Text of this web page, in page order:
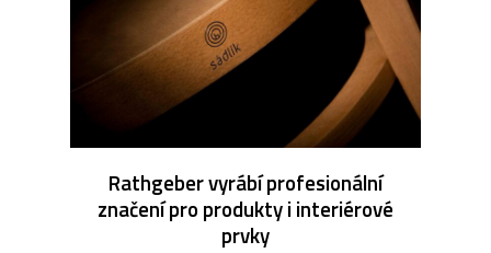
Rathgeber vyrábí profesionální
značení pro produkty i interiérové
prvky